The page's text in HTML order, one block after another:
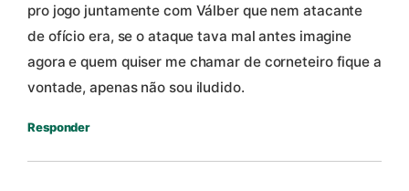
pro jogo juntamente com Válber que nem atacante
de ofício era, se o ataque tava mal antes imagine
agora e quem quiser me chamar de corneteiro fique a
vontade, apenas não sou iludido.
Responder